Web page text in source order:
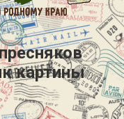
картины